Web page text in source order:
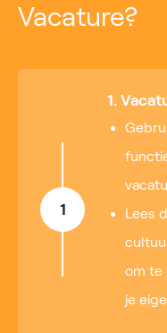
Vacature?
1
1.
Lees
om te
je